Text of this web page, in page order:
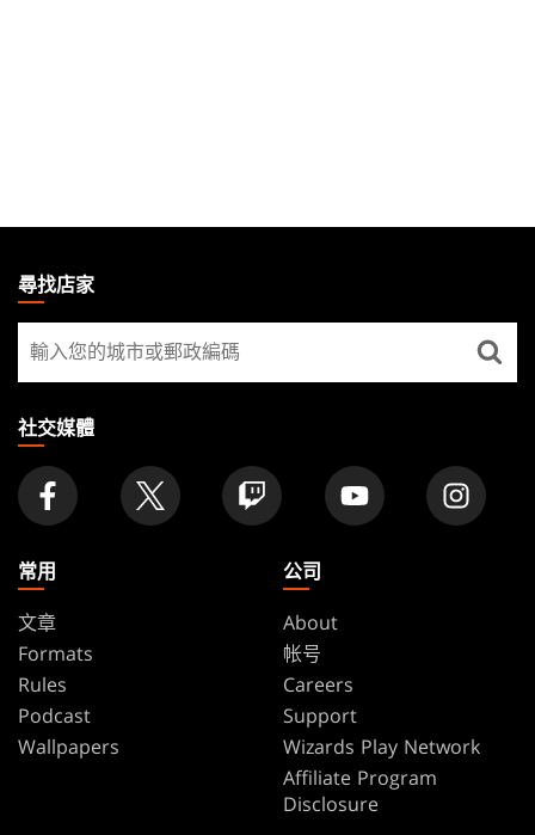
THE
GATHERING
FOOTER
尋找店家
尋
找
家
社交媒體
常用
文章
Formats
Rules
Podcast
Wallpapers
公司
About
帐号
Careers
Support
Wizards Play Network
Affiliate Program
Disclosure